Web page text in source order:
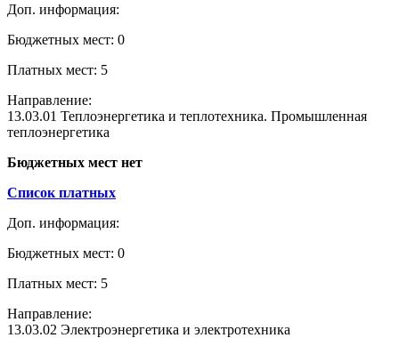
Доп. информация:
Бюджетных мест: 0
Платных мест: 5
Направление:
13.03.01 Теплоэнергетика и теплотехника. Промышленная
теплоэнергетика
Бюджетных мест нет
Список платных
Доп. информация:
Бюджетных мест: 0
Платных мест: 5
Направление:
13.03.02 Электроэнергетика и электротехника